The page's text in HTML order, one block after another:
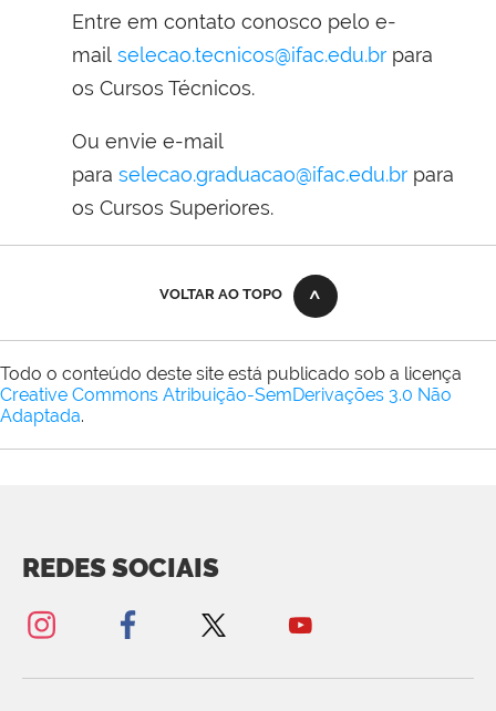
Entre em contato conosco pelo e-
mailselecao.tecnicos@ifac.edu.br para
os Cursos Técnicos.
Ou envie e-mail
paraselecao.graduacao@ifac.edu.br para
os Cursos Superiores.
VOLTAR AO TOPO
Todo o conteúdo deste site está publicado sob a licença
Creative Commons Atribuição-SemDerivações 3.0 Não
Adaptada.
REDES SOCIAIS